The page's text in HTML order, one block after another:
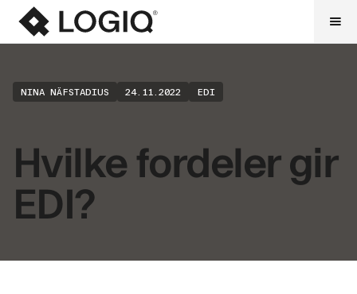
NINA NÄFSTADIUS 24.11.2022 EDI
Hvilke fordeler gir
EDI?